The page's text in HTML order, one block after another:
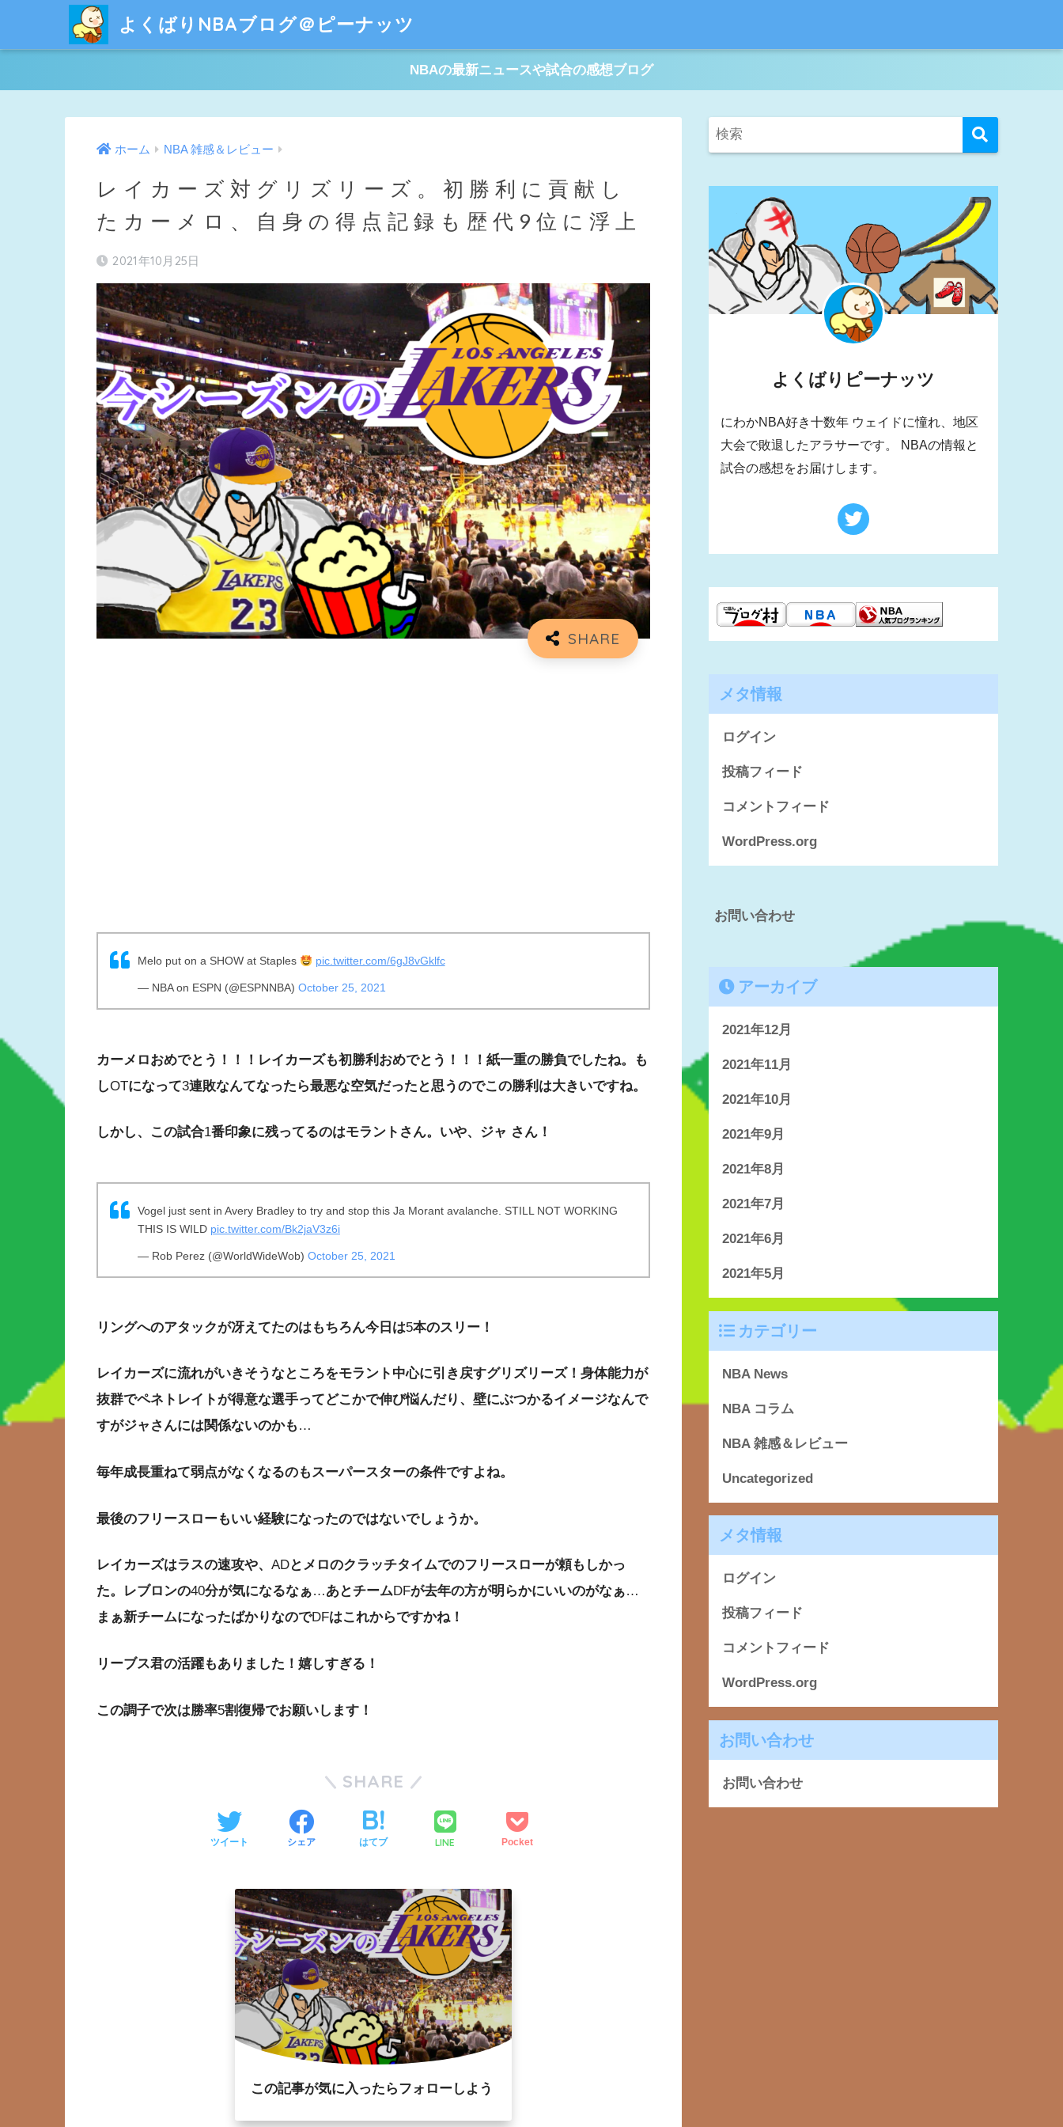
よくばりNBAブログ＠ピーナッツ
NBAの最新ニュースや試合の感想ブログ
ホーム NBA 雑感＆レビュー
レイカーズ対グリズリーズ。初勝利に貢献し
たカーメロ、自身の得点記録も歴代9位に浮上
2021年10月25日
Melo put on a SHOW at Staples pic.twitter.com/6gJ8vGklfc
— NBA on ESPN (@ESPNNBA) October 25, 2021
カーメロおめでとう！！！レイカーズも初勝利おめでとう！！！紙一重の勝負でしたね。も
しOTになって3連敗なんてなったら最悪な空気だったと思うのでこの勝利は大きいですね。
しかし、この試合1番印象に残ってるのはモラントさん。いや、ジャ さん！
Vogel just sent in Avery Bradley to try and stop this Ja Morant avalanche. STILL NOT WORKING
THIS IS WILD pic.twitter.com/Bk2jaV3z6i
— Rob Perez (@WorldWideWob) October 25, 2021
リングへのアタックが冴えてたのはもちろん今日は5本のスリー！
レイカーズに流れがいきそうなところをモラント中心に引き戻すグリズリーズ！身体能力が
抜群でペネトレイトが得意な選手ってどこかで伸び悩んだり、壁にぶつかるイメージなんで
すがジャさんには関係ないのかも …
毎年成長重ねて弱点がなくなるのもスーパースターの条件ですよね。
最後のフリースローもいい経験になったのではないでしょうか。
レイカーズはラスの速攻や、 ADとメロのクラッチタイムでのフリースローが頼もしかっ
た。レブロンの40分が気になるなぁ…あとチームDFが去年の方が明らかにいいのがなぁ…
まぁ新チームになったばかりなのでDFはこれからですかね！
リーブス君の活躍もありました！嬉しすぎる！
この調子で次は勝率5割復帰でお願いします！
SHARE
ツイート シェア はてブ LINE Pocket
この記事が気に入ったらフォローしよう
よくばりピーナッツ
にわかNBA好き十数年 ウェイドに憧れ、地区
大会で敗退したアラサーです。 NBAの情報と
試合の感想をお届けします。
メタ情報
ログイン
投稿フィード
コメントフィード
WordPress.org
お問い合わせ
アーカイブ
2021年12月
2021年11月
2021年10月
2021年9月
2021年8月
2021年7月
2021年6月
2021年5月
カテゴリー
NBA News
NBA コラム
NBA 雑感＆レビュー
Uncategorized
メタ情報
ログイン
投稿フィード
コメントフィード
WordPress.org
お問い合わせ
お問い合わせ